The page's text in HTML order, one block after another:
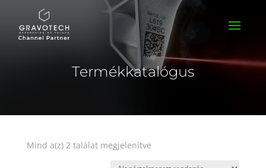
Termékkatalógus
Mind a(z) 2 találat megjelenítve